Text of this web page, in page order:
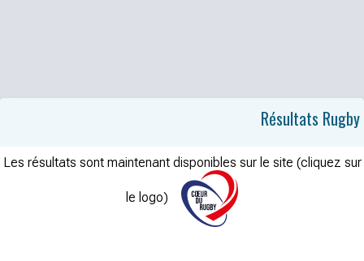
Résultats Rugby
Les résultats sont maintenant disponibles sur le site (cliquez sur
le logo)